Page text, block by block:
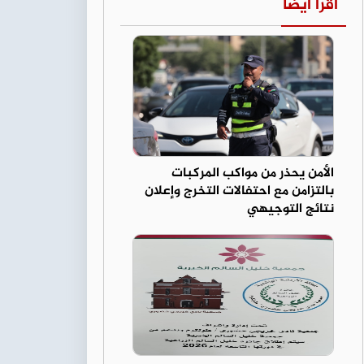
الأمن يحذر من مواكب المركبات
بالتزامن مع احتفالات التخرج وإعلان
نتائج التوجيهي